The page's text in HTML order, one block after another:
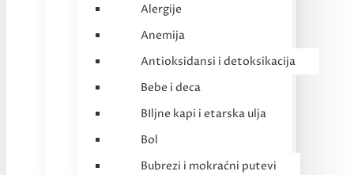
Alergije
Anemija
Antioksidansi i detoksikacija
Bebe i deca
BIljne kapi i etarska ulja
Bol
Bubrezi i mokraćni putevi